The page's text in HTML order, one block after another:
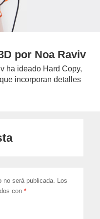
por Noa Raviv
ha ideado Hard Copy,
incorporan detalles
será publicada.
Los
con*